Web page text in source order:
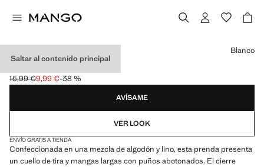
Saltar al contenido principal
CAMISA LINO
Precio inicial tachado [15,99 € ]
15,99 €
Precio actual [9,99 € ]
9,99 €-38 %
Selecciona un color
Blanco
AVÍSAME
VER LOOK
ENVÍO GRATIS A TIENDA
Confeccionada en una mezcla de algodón y lino, esta prenda presenta
un cuello de tira y mangas largas con puños abotonados. El cierre